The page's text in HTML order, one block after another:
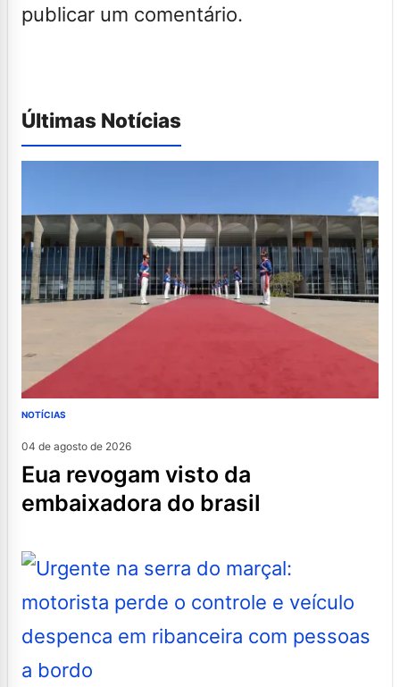
publicar um comentário.
Últimas Notícias
NOTÍCIAS
04 de agosto de 2026
eua revogam visto da
embaixadora do brasil